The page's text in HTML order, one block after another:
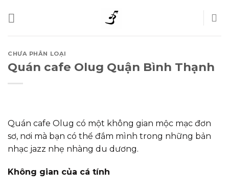
to
content
CHƯA PHÂN LOẠI
Quán cafe Olug Quận Bình Thạnh
Quán cafe Olug có một không gian mộc mạc đơn
sơ, nơi mà bạn có thể đắm mình trong những bản
nhạc jazz nhẹ nhàng du dương.
Không gian của cá tính